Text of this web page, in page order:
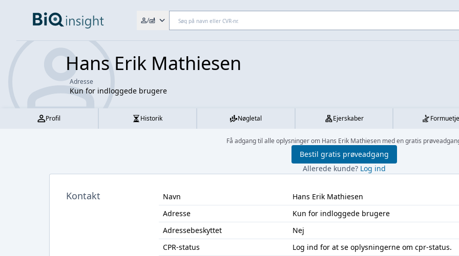
/
Hans Erik Mathiesen
Adresse
Kun for indloggede brugere
Profil Historik Nøgletal Ejerskaber
Få adgang til alle oplysninger om Hans Erik Mathiesen med en gratis
Bestil gratis prøveadgang
Allerede kunde? Log ind
Kontakt Navn
Hans Erik Mathiesen
Adresse
Kun for indloggede brugere
Adressebeskyttet
Nej
CPR-status
Log ind for at se oplysningerne om cpr-status.